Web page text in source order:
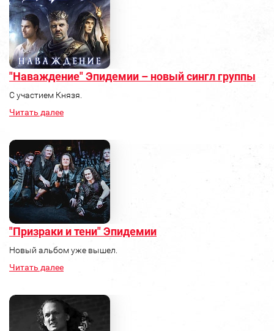
"Наваждение" Эпидемии – новый сингл группы
С участием Князя.
Читать далее
"Призраки и тени" Эпидемии
Новый альбом уже вышел.
Читать далее